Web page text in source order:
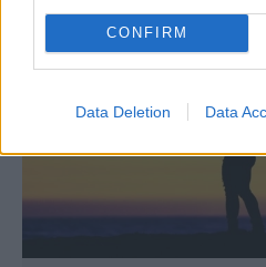
CONFIRM
Data Deletion Data